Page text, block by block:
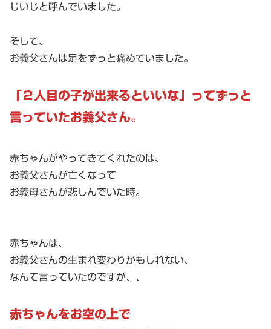
じいじと呼んでいました。
そして、
お義父さんは足をずっと痛めていました。
「２人目の子が出来るといいな」ってずっと
言っていたお義父さん。
赤ちゃんがやってきてくれたのは、
お義父さんが亡くなって
お義母さんが悲しんでいた時。
赤ちゃんは、
お義父さんの生まれ変わりかもしれない、
なんて言っていたのですが、、
赤ちゃんをお空の上で